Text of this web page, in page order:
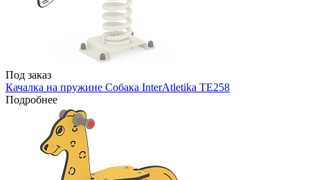
Под заказ
Качалка на пружине Собака InterAtletika TE258
Подробнее